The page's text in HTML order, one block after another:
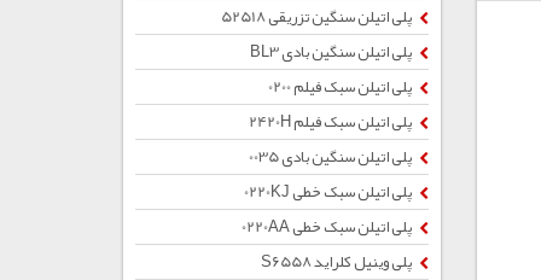
پلی اتیلن سنگین تزریقی 52518
پلی اتیلن سنگین بادی BL3
پلی اتیلن سبک فیلم 0200
پلی اتیلن سبک فیلم 2420H
پلی اتیلن سنگین بادی 0035
پلی اتیلن سبک خطی 0220KJ
پلی اتیلن سبک خطی 0220AA
پلی وینیل کلراید S6558